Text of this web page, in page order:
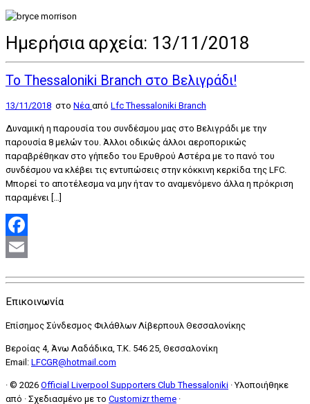
Ημερήσια αρχεία: 13/11/2018
Το Thessaloniki Branch στο Βελιγράδι!
13/11/2018 στο Nέα από Lfc Thessaloniki Branch
Δυναμική η παρουσία του συνδέσμου μας στο Βελιγράδι με την
παρουσία 8 μελών του. Άλλοι οδικώς άλλοι αεροπορικώς
παραβρέθηκαν στο γήπεδο του Ερυθρού Αστέρα με το πανό του
συνδέσμου να κλέβει τις εντυπώσεις στην κόκκινη κερκίδα της LFC.
Μπορεί το αποτέλεσμα να μην ήταν το αναμενόμενο άλλα η πρόκριση
παραμένει […]
Facebook
Επικοινωνία
Επίσημος Σύνδεσμος Φιλάθλων Λίβερπουλ Θεσσαλονίκης
Βεροίας 4, Άνω Λαδάδικα, T.K. 546 25, Θεσσαλονίκη
Email: LFCGR@hotmail.com
· © 2026 Official Liverpool Supporters Club Thessaloniki ·Υλοποιήθηκε
από · Σχεδιασμένο με το Customizr theme ·